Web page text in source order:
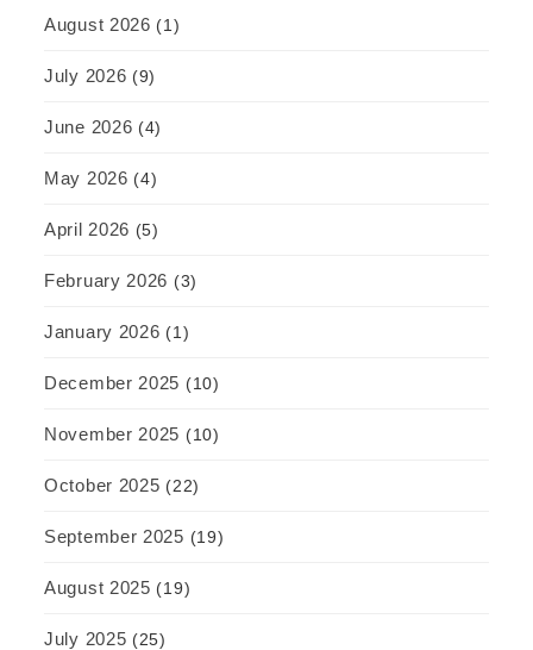
August 2026 (1)
July 2026 (9)
June 2026 (4)
May 2026 (4)
April 2026 (5)
February 2026 (3)
January 2026 (1)
December 2025 (10)
November 2025 (10)
October 2025 (22)
September 2025 (19)
August 2025 (19)
July 2025 (25)